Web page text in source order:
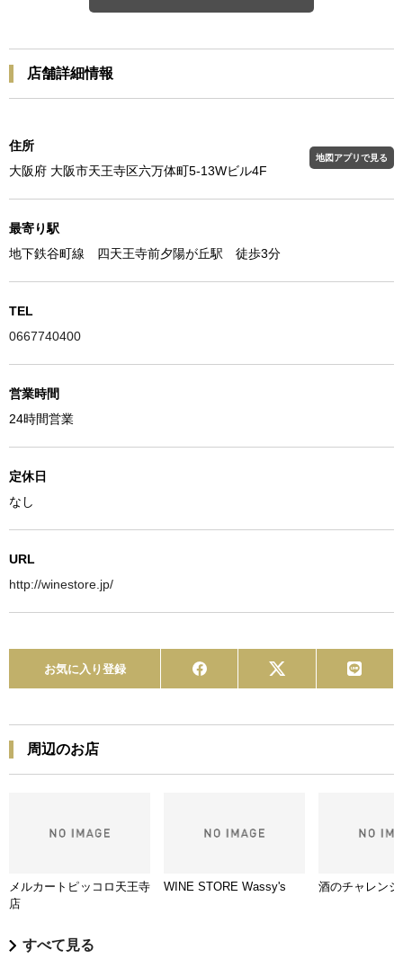
店舗詳細情報
住所
大阪府 大阪市天王寺区六万体町5-13Wビル4F
地図アプリで見る
最寄り駅
地下鉄谷町線 四天王寺前夕陽が丘駅 徒歩3分
TEL
0667740400
営業時間
24時間営業
定休日
なし
URL
http://winestore.jp/
お気に入り登録
周辺のお店
メルカートピッコロ天王寺
店
WINE STORE Wassy's 酒のチャレン
すべて見る